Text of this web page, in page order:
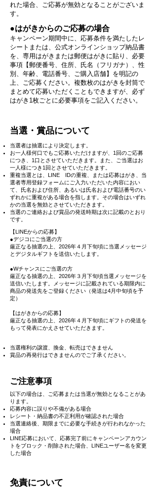
れた場合、ご応募が無効となることがございま
す。
​●はがきからのご応募の場合
キャンペーン期間中に、応募条件を満たしたレ
シートまたは、公式オンラインショップ納品書
を、専用はがきまたは郵便はがきに貼り、必要
事項【郵便番号、住所、氏名（フリガナ）、性
別、年齢、電話番号、ご購入店舗】を明記の
上、ご応募ください。複数枚のはがきを封筒で
まとめて応募いただくこともできますが、必ず
はがき1枚ごとに必要事項をご記入ください。
​当選・賞品について
当選者は抽選により決定します。
お一人様何口でもご応募いただけますが、1回のご応募
につき、1口とさせていただきます。また、ご当選はお
一人様につき1回とさせていただきます。
重複当選とは、LINE IDの重複、または応募はがき、当
選者専用登録フォームにご入力いただいた内容におい
て、氏名および住所、あるいは氏名および電話番号のい
ずれかに重複がある場合を指します。その場合はいずれ
かの当選を無効とさせていただきます。
当選のご連絡および賞品の発送時期は次に記載のとおり
です。
【LINEからの応募】
●デジコにご当選の方
厳正なる抽選の上、2026年４月下旬頃に当選メッセージ
とデジタルギフトを送信いたします。
●Wチャンスにご当選の方
厳正なる抽選の上、2026年３月下旬頃当選メッセージを
送信いたします。メッセージに記載されている期限内に
商品の発送先をご登録ください（発送は4月中旬頃を予
定）
【はがきからの応募】
​厳正なる抽選の上、2026年４月下旬頃にギフトの発送を
もって発表にかえさせていただきます。
当選権利の譲渡、換金、転売はできません
賞品の再発行はできませんのでご了承ください。
ご注意事項
以下の場合は、ご応募または当選が無効となることがあ
ります。
応募内容に誤りや不備がある場合
レシート・納品書の不正利用が確認された場合
当選連絡後、期限までに必要な手続きが行われなかった
場合
LINE応募において、応募完了前にキャンペーンアカウン
トをブロック・削除された場合、LINEユーザー名を変更
した場合
免責について